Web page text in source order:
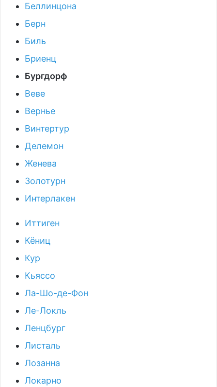
Беллинцона
Берн
Биль
Бриенц
Бургдорф
Веве
Вернье
Винтертур
Делемон
Женева
Золотурн
Интерлакен
Иттиген
Кёниц
Кур
Кьяссо
Ла-Шо-де-Фон
Ле-Локль
Ленцбург
Листаль
Лозанна
Локарно